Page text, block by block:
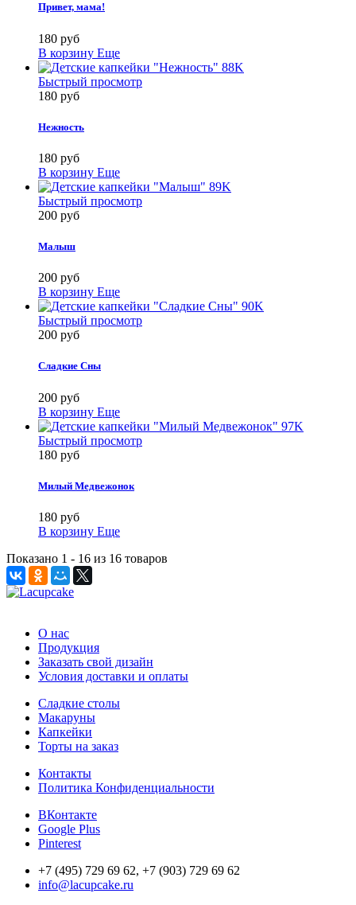
Привет, мама!
180 руб
В корзину Еще
Быстрый просмотр
180 руб
Нежность
180 руб
В корзину Еще
Быстрый просмотр
200 руб
Малыш
200 руб
В корзину Еще
Быстрый просмотр
200 руб
Сладкие Сны
200 руб
В корзину Еще
Быстрый просмотр
180 руб
Милый Медвежонок
180 руб
В корзину Еще
Показано 1 - 16 из 16 товаров
О нас
Продукция
Заказать свой дизайн
Условия доставки и оплаты
Сладкие столы
Макаруны
Капкейки
Торты на заказ
Контакты
Политика Конфиденциальности
ВКонтакте
Google Plus
Pinterest
+7 (495) 729 69 62, +7 (903) 729 69 62
info@lacupcake.ru